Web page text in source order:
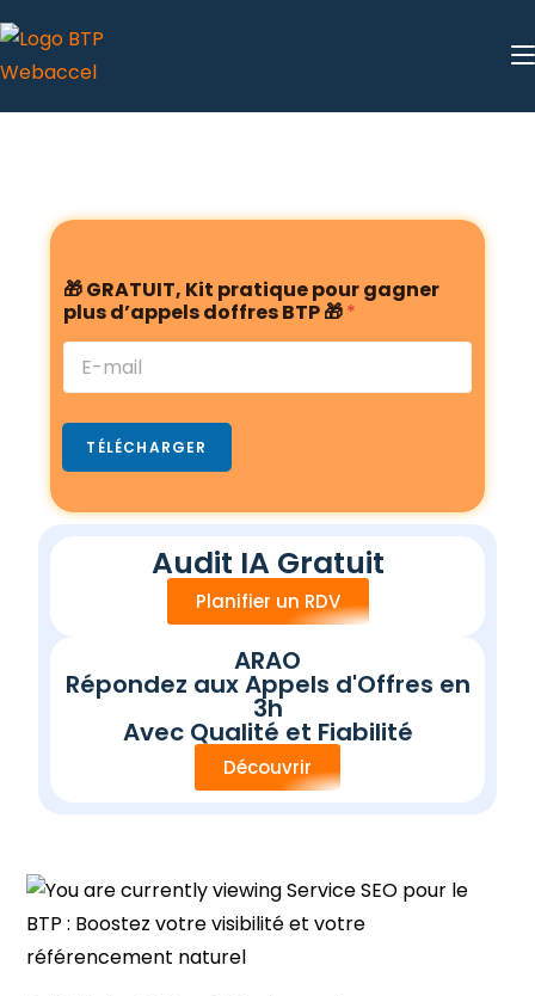
🎁 GRATUIT, Kit pratique pour gagner
plus d’appels doffres BTP 🎁*
TÉLÉCHARGER
Audit IA Gratuit
Planifier un RDV
ARAO
Répondez aux Appels d'Offres en
3h
Avec Qualité et Fiabilité
Découvrir